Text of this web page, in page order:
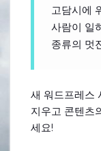
고담시에
사람이 일
종류의 멋
새 워드프레스
지우고 콘텐츠
세요!